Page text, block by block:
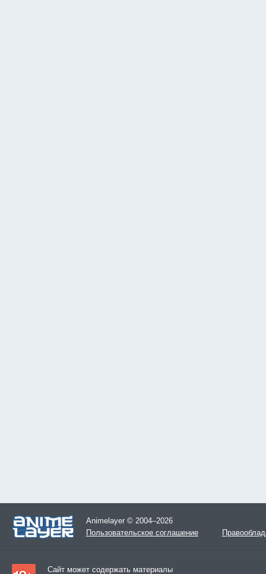
Animelayer © 2004–2026
Пользовательское соглашение
Сайт может содержать материалы